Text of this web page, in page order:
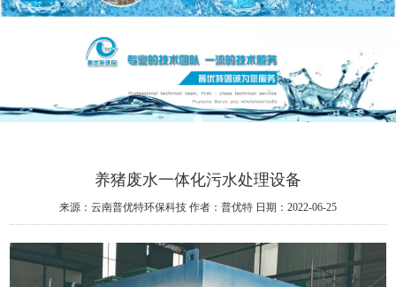
养猪废水一体化污水处理设备
来源：云南普优特环保科技 作者：普优特 日期：2022-06-25